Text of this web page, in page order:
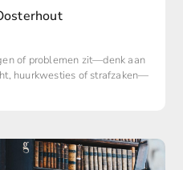
of problemen zit—denk aan
huurkwesties of strafzaken—